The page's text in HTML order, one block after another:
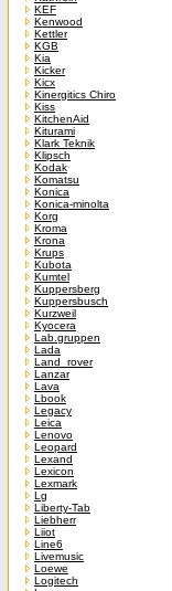
KEF
Kenwood
Kettler
KGB
Kia
Kicker
Kicx
Kinergitics Chiro
Kiss
KitchenAid
Kiturami
Klark Teknik
Klipsch
Kodak
Komatsu
Konica
Konica-minolta
Korg
Kroma
Krona
Krups
Kubota
Kumtel
Kuppersberg
Kuppersbusch
Kurzweil
Kyocera
Lab.gruppen
Lada
Land_rover
Lanzar
Lava
Lbook
Legacy
Leica
Lenovo
Leopard
Lexand
Lexicon
Lexmark
Lg
Liberty-Tab
Liebherr
Liiot
Line6
Livemusic
Loewe
Logitech